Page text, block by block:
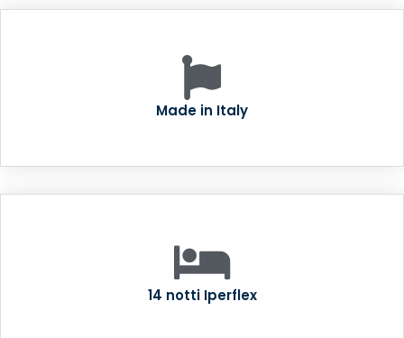
Made in Italy
14 notti Iperflex